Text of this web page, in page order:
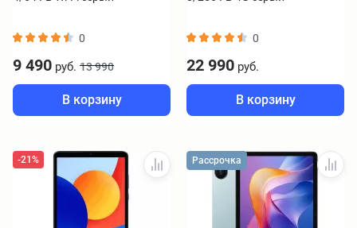
0
9 490 руб. 13 990
В корзину
0
22 990 руб.
В корзину
-21% Рассрочка